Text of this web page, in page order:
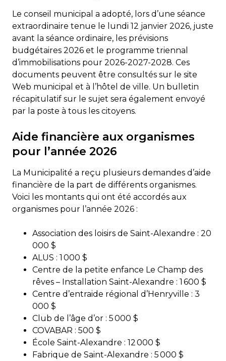
Le conseil municipal a adopté, lors d’une séance
extraordinaire tenue le lundi 12 janvier 2026, juste
avant la séance ordinaire, les prévisions
budgétaires 2026 et le programme triennal
d’immobilisations pour 2026-2027-2028. Ces
documents peuvent être consultés sur le site
Web municipal et à l’hôtel de ville. Un bulletin
récapitulatif sur le sujet sera également envoyé
par la poste à tous les citoyens.
Aide financière aux organismes
pour l’année 2026
La Municipalité a reçu plusieurs demandes d’aide
financière de la part de différents organismes.
Voici les montants qui ont été accordés aux
organismes pour l’année 2026 :
Association des loisirs de Saint-Alexandre : 20
000 $
ALUS : 1 000 $
Centre de la petite enfance Le Champ des
rêves – Installation Saint-Alexandre : 1 600 $
Centre d’entraide régional d’Henryville : 3
000 $
Club de l’âge d’or : 5 000 $
COVABAR : 500 $
École Saint-Alexandre : 12 000 $
Fabrique de Saint-Alexandre : 5 000 $